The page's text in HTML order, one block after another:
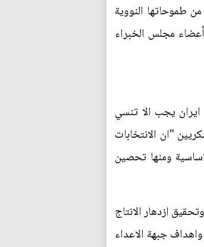
طموحاتها النووية
290 نائبا للبرلمان بالإضافة إلى أعضاء مجلس الخبراء
ايران يجب الا تنسي
"ان الانتخابات
ومنها تحصين
ازدهار الانتاج
جبهة الاعداء